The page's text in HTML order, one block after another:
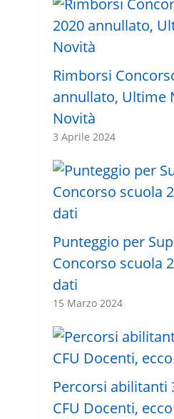
Rimborsi
annullato, Ultime
Novità
3 Aprile 2024
Punteggio per
Concorso scuola
dati
15 Marzo 2024
Percorsi abilitanti
CFU Docenti,